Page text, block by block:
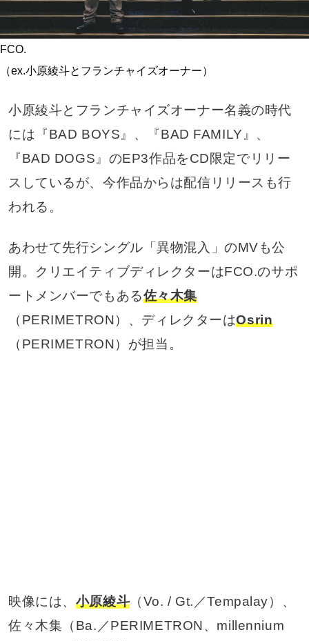
FCO.
（ex.小原綾斗とフランチャイズオーナー）
小原綾斗とフランチャイズオーナー名義の時代
には『BAD BOYS』、『BAD FAMILY』、
『BAD DOGS』のEP3作品をCD限定でリリー
スしているが、今作品からは配信リリースも行
われる。
あわせて先行シングル「異物混入」のMVも公
開。クリエイティブディレクターはFCO.のサポ
ートメンバーでもある佐々木集
（PERIMETRON）、ディレクターはOsrin
（PERIMETRON）が担当。
映像には、 小原綾斗 （Vo. / Gt.／Tempalay）、
佐々木集（Ba.／PERIMETRON、millennium